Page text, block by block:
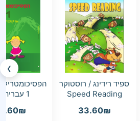
ספיד רידינג / רוסטוקר
Speed Reading
33.60₪
1 עברית ה-ו
₪
›